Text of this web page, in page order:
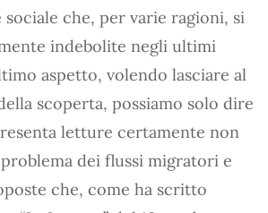
che, per varie ragioni, si
indebolite negli ultimi
aspetto, volendo lasciare al
scoperta, possiamo solo dire
letture certamente non
dei flussi migratori e
che, come ha scritto